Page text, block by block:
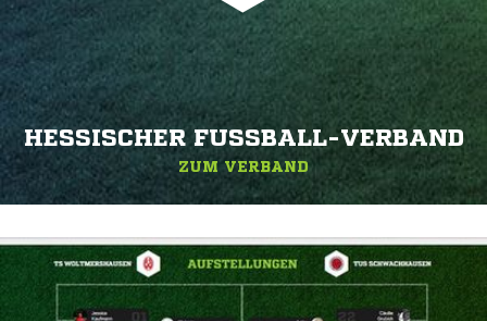
HESSISCHER FUSSBALL-VERBAND
ZUM VERBAND